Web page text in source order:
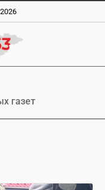
газет